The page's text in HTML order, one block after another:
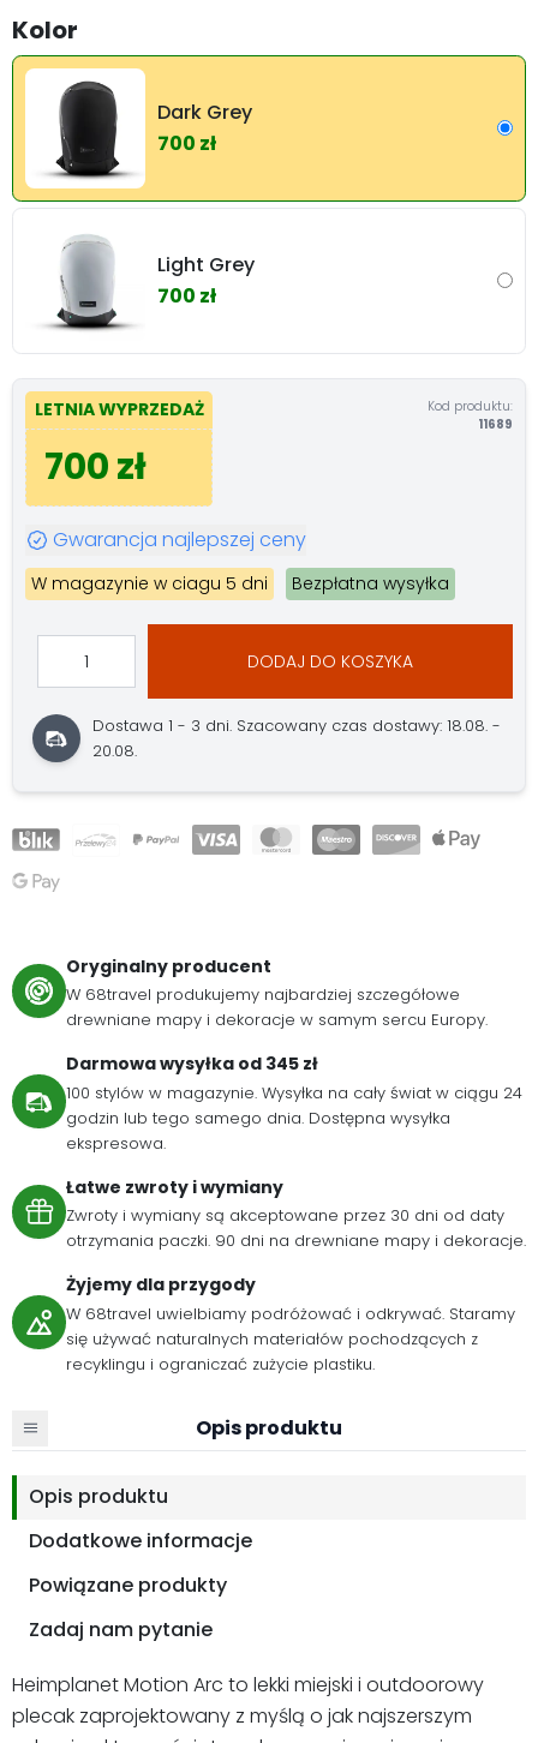
Kolor
Dark Grey
700 zł
Light Grey
700 zł
LETNIA WYPRZEDAŻ
700 zł
Kod produktu:
11689
Gwarancja najlepszej ceny
W magazynie w ciagu 5 dni Bezpłatna wysyłka
DODAJ DO KOSZYKA
Dostawa 1 - 3 dni. Szacowany czas dostawy: 18.08. -
20.08.
Oryginalny producent
W 68travel produkujemy najbardziej szczegółowe
drewniane mapy i dekoracje w samym sercu Europy.
Darmowa wysyłka od 345 zł
100 stylów w magazynie. Wysyłka na cały świat w ciągu 24
godzin lub tego samego dnia. Dostępna wysyłka
ekspresowa.
Łatwe zwroty i wymiany
Zwroty i wymiany są akceptowane przez 30 dni od daty
otrzymania paczki. 90 dni na drewniane mapy i dekoracje.
Żyjemy dla przygody
W 68travel uwielbiamy podróżować i odkrywać. Staramy
się używać naturalnych materiałów pochodzących z
recyklingu i ograniczać zużycie plastiku.
Opis produktu
Opis produktu
Dodatkowe informacje
Powiązane produkty
Zadaj nam pytanie
Heimplanet Motion Arc to lekki miejski i outdoorowy
plecak zaprojektowany z myślą o jak najszerszym